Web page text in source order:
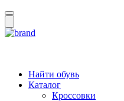
Найти обувь
Каталог
Кроссовки